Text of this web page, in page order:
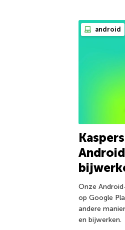
android
Onze
op Google
andere
en bijwerken.